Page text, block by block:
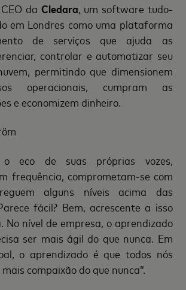
da Cledara , um software tudo-
em Londres como uma plataforma
de serviços que ajuda as
controlar e automatizar seu
permitindo que dimensionem
operacionais, cumpram as
e economizem dinheiro.
o eco de suas próprias vozes,
frequência, comprometam-se com
alguns níveis acima das
fácil? Bem, acrescente a isso
No nível de empresa, o aprendizado
ser mais ágil do que nunca. Em
o aprendizado é que todos nós
compaixão do que nunca”.